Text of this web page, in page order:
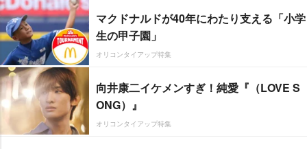
マクドナルドが40年にわたり支える「小学
生の甲子園」
オリコンタイアップ特集
向井康二イケメンすぎ！純愛『（LOVE S
ONG）』
オリコンタイアップ特集